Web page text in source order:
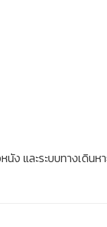
และระบบทางเดิน